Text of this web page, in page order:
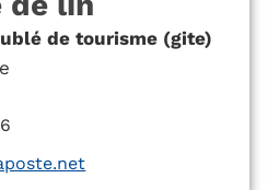
de tourisme (gite)